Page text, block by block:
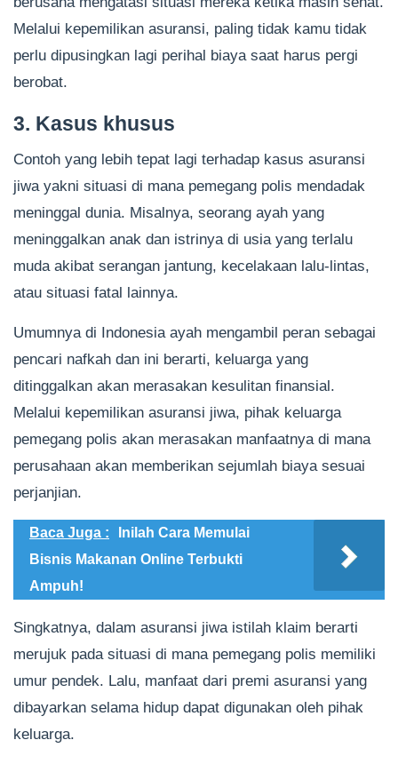
Melalui kepemilikan asuransi, paling tidak kamu tidak
perlu dipusingkan lagi perihal biaya saat harus pergi
berobat.
3. Kasus khusus
Contoh yang lebih tepat lagi terhadap kasus asuransi
jiwa yakni situasi di mana pemegang polis mendadak
meninggal dunia. Misalnya, seorang ayah yang
meninggalkan anak dan istrinya di usia yang terlalu
muda akibat serangan jantung, kecelakaan lalu-lintas,
atau situasi fatal lainnya.
Umumnya di Indonesia ayah mengambil peran sebagai
pencari nafkah dan ini berarti, keluarga yang
ditinggalkan akan merasakan kesulitan finansial.
Melalui kepemilikan asuransi jiwa, pihak keluarga
pemegang polis akan merasakan manfaatnya di mana
perusahaan akan memberikan sejumlah biaya sesuai
perjanjian.
Baca Juga :
Inilah Cara Memulai
Bisnis Makanan Online Terbukti
Ampuh!
Singkatnya, dalam asuransi jiwa istilah klaim berarti
merujuk pada situasi di mana pemegang polis memiliki
umur pendek. Lalu, manfaat dari premi asuransi yang
dibayarkan selama hidup dapat digunakan oleh pihak
keluarga.